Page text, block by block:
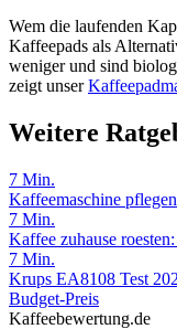
Wem die laufenden
Kaffeepads als
weniger und sind
zeigt unser
Weitere
7 Min.
Kaffeemaschine
7 Min.
Kaffee zuhause
7 Min.
Krups EA8108 Test
Budget-Preis
Kaffeebewertung.de